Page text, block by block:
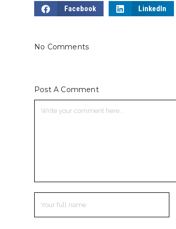
Facebook LinkedIn
No Comments
Post A Comment